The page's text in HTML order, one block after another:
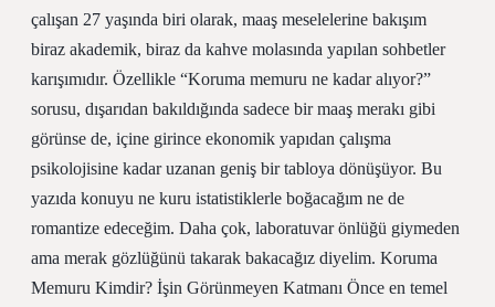
çalışan 27 yaşında biri olarak, maaş meselelerine bakışım
biraz akademik, biraz da kahve molasında yapılan sohbetler
karışımıdır. Özellikle “Koruma memuru ne kadar alıyor?”
sorusu, dışarıdan bakıldığında sadece bir maaş merakı gibi
görünse de, içine girince ekonomik yapıdan çalışma
psikolojisine kadar uzanan geniş bir tabloya dönüşüyor. Bu
yazıda konuyu ne kuru istatistiklerle boğacağım ne de
romantize edeceğim. Daha çok, laboratuvar önlüğü giymeden
ama merak gözlüğünü takarak bakacağız diyelim. Koruma
Memuru Kimdir? İşin Görünmeyen Katmanı Önce en temel